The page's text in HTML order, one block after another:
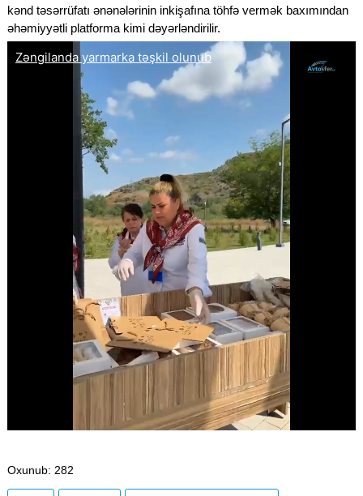
kənd təsərrüfatı ənənələrinin inkişafına töhfə vermək baxımından
əhəmiyyətli platforma kimi dəyərləndirilir.
Oxunub: 282